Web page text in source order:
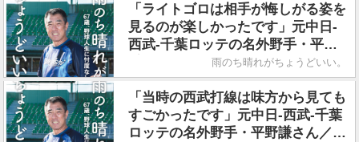
がちょうどいい。』
「ライトゴロは相手が悔しがる姿を
見るのが楽しかったです」元中日-
西武-千葉ロッテの名外野手・平野
謙さん／著書『雨のち晴れがちょう
どいい。』
雨のち晴れがちょうどいい。
「当時の西武打線は味方から見ても
すごかったです」元中日-西武-千葉
ロッテの名外野手・平野謙さん／著